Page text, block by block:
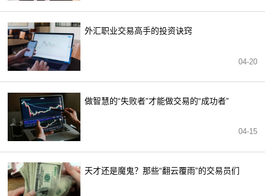
外汇职业交易高手的投资诀窍
04-20
做智慧的“失败者”才能做交易的“成功者”
04-15
天才还是魔鬼？那些“翻云覆雨”的交易员们